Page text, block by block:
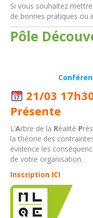
Si vous souhaitez
de bonnes pratiques ou
Pôle
21/03
Présente
L’Arbre de la Réalité P
la théorie des
évidence les
de votre organisation.
Inscription ICI